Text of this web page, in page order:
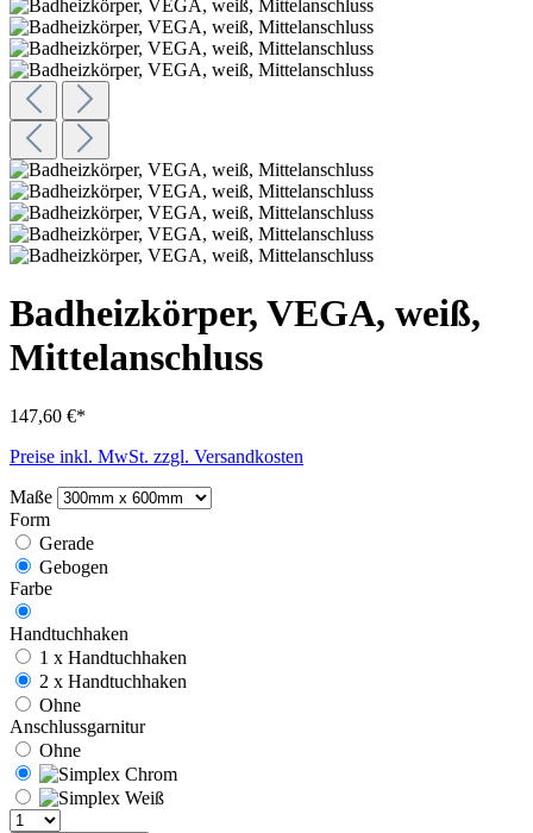
Badheizkörper, VEGA, weiß,
Mittelanschluss
147,60 €*
Preise inkl. MwSt. zzgl. Versandkosten
Maße
Form
Gerade
Gebogen
Farbe
Handtuchhaken
1 x Handtuchhaken
2 x Handtuchhaken
Ohne
Anschlussgarnitur
Ohne